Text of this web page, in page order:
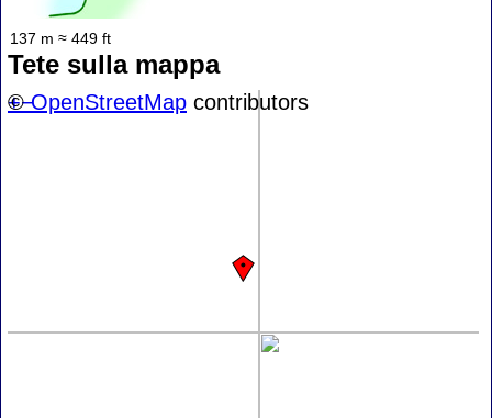
137 m ≈ 449 ft
Tete sulla mappa
+−
©OpenStreetMap contributors